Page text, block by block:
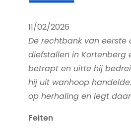
11/02/2026
De rechtbank van
diefstallen in Kortenberg
betrapt en uitte hij
hij uit wanhoop
op herhaling en legt
Feiten